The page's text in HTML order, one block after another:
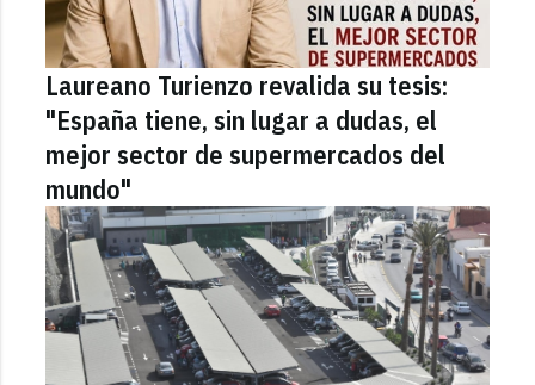
Laureano Turienzo revalida su tesis:
"España tiene, sin lugar a dudas, el
mejor sector de supermercados del
mundo"